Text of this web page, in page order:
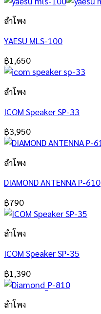
ลำโพง
YAESU MLS-100
฿1,650
ลำโพง
ICOM Speaker SP-33
฿3,950
ลำโพง
DIAMOND ANTENNA P-610
฿790
ลำโพง
ICOM Speaker SP-35
฿1,390
ลำโพง